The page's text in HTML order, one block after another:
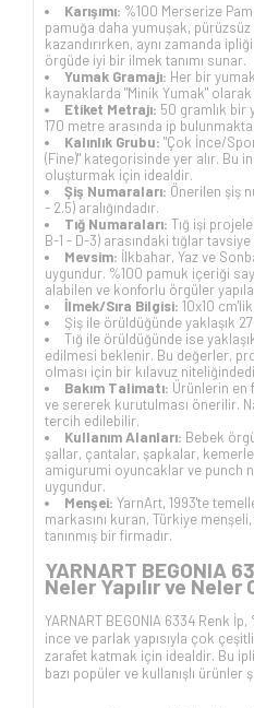
Karışımı: %100 Merserize
pamuğa daha yumuşak,
kazandırırken, aynı zamanda
örgüde iyi bir ilmek tanımı sunar.
Yumak Gramajı: Her bir
kaynaklarda "Minik Yumak"
Etiket Metrajı: 50 gramlık bir
170 metre arasında ip
Kalınlık Grubu: "Çok İnce/
(Fine)" kategorisinde yer alır. Bu
oluşturmak için idealdir.
Şiş Numaraları: Önerilen şiş
- 2.5) aralığındadır.
Tığ Numaraları: Tığ işi
B-1 - D-3) arasındaki tığlar
Mevsim: İlkbahar, Yaz ve
uygundur. %100 pamuk içeriği
alabilen ve konforlu örgüler
İlmek/Sıra Bilgisi: 10x10
Şiş ile örüldüğünde yaklaşık
Tığ ile örüldüğünde ise
edilmesi beklenir. Bu değerler,
olması için bir kılavuz
Bakım Talimatı: Ürünlerin en
ve sererek kurutulması önerilir.
tercih edilebilir.
Kullanım Alanları: Bebek
şallar, çantalar, şapkalar,
amigurumi oyuncaklar ve punch
uygundur.
Menşei: YarnArt, 1993'te
markasını kuran, Türkiye
tanınmış bir firmadır.
YARNART BEGONIA
Neler Yapılır ve Neler
YARNART BEGONIA 6334 Renk
ince ve parlak yapısıyla çok
zarafet katmak için idealdir. Bu
bazı popüler ve kullanışlı ürünler